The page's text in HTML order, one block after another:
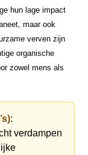
hun lage impact
maar ook
verven zijn
organische
zowel mens als
:
verdampen